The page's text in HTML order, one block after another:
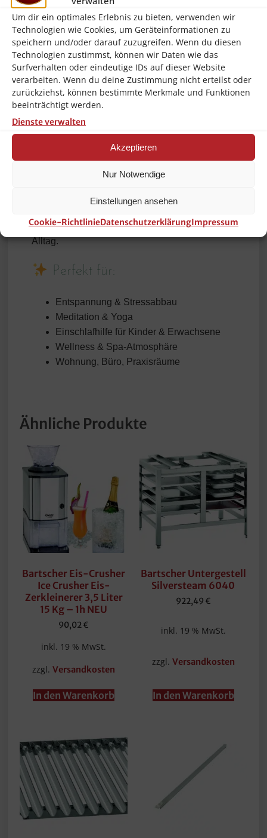
Um dir ein optimales Erlebnis zu bieten, verwenden wir
Technologien wie Cookies, um Geräteinformationen zu
speichern und/oder darauf zuzugreifen. Wenn du diesen
Technologien zustimmst, können wir Daten wie das
Surfverhalten oder eindeutige IDs auf dieser Website
verarbeiten. Wenn du deine Zustimmung nicht erteilst oder
zurückziehst, können bestimmte Merkmale und Funktionen
beeinträchtigt werden.
Dienste verwalten
Akzeptieren
Nur Notwendige
Einstellungen ansehen
Cookie-RichtlinieDatenschutzerklärungImpressum
Energieversorgung:
Lieferumfang enthalten)
Funktionen:
Bewegungssensor,
Lautstärkeregler, Soundwahl
Warum diese Nature Sound
Box?
Die Sounds of Nature Box verwandelt jeden
Raum in einen Wohlfühlort.
als Wellness-Element im Badezimmer oder als
dieses Gerät zaubert natürliche Ruhe in deinen
Alltag.
Perfekt für:
Entspannung & Stressabbau
Meditation & Yoga
Einschlafhilfe für Kinder & Erwachsene
Wellness & Spa-Atmosphäre
Wohnung, Büro, Praxisräume
Ähnliche Produkte
Bartscher Eis-Crusher
Ice Crusher Eis-
Zerkleinerer 3,5 Liter
15 Kg – 1h NEU
90,02€
inkl. 19 % MwSt.
zzgl.Versandkosten
In den Warenkorb
Bartscher Untergestell
Silversteam 6040
922,49 €
inkl. 19 % MwSt.
zzgl. Versandkosten
In den Warenkorb